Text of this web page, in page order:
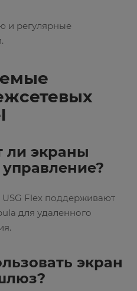
и регулярные
ли экраны
Flex поддерживают
для удаленного
экран